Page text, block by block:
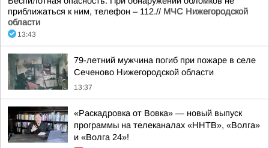
приближаться к ним, телефон – 112.// МЧС Нижегородской
области
13:43
79-летний мужчина погиб при пожаре в селе
Сеченово Нижегородской области
13:37
«Раскадровка от Вовка» — новый выпуск
программы на телеканалах «ННТВ», «Волга»
и «Волга 24»!